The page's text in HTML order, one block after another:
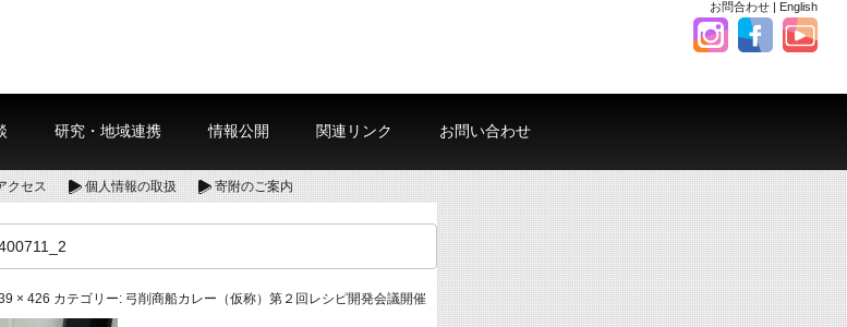
お問合わせ | English
研究・地域連携 情報公開 関連リンク お問い合わせ
クセス 個人情報の取扱 寄附のご案内
× 426 カテゴリー: 弓削商船カレー（仮称）第２回レシピ開発会議開催